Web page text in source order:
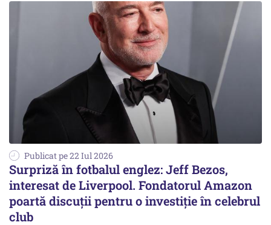
Publicat pe 22 Iul 2026
Surpriză în fotbalul englez: Jeff Bezos,
interesat de Liverpool. Fondatorul Amazon
poartă discuții pentru o investiție în celebrul
club